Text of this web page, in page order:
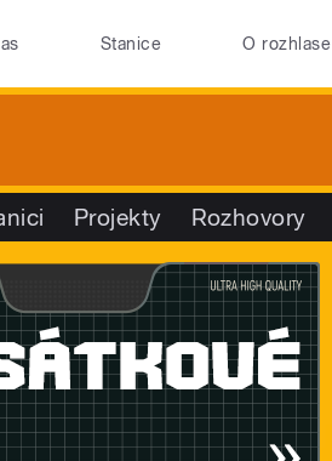
Stanice O rozhlase
Projekty Rozhovory